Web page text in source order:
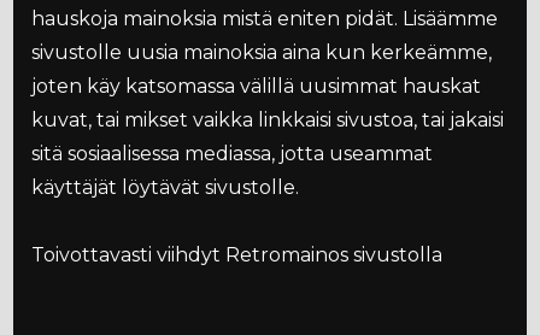
hauskoja mainoksia mistä eniten pidät. Lisäämme
sivustolle uusia mainoksia aina kun kerkeämme,
joten käy katsomassa välillä uusimmat hauskat
kuvat, tai mikset vaikka linkkaisi sivustoa, tai jakaisi
sitä sosiaalisessa mediassa, jotta useammat
käyttäjät löytävät sivustolle.
Toivottavasti viihdyt Retromainos sivustolla